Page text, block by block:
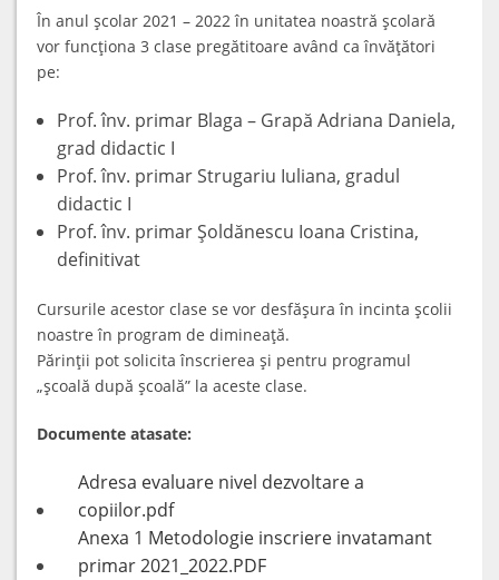
În anul şcolar 2021 – 2022 în unitatea noastră şcolară
vor funcţiona 3 clase pregătitoare având ca învăţători
pe:
Prof. înv. primar Blaga – Grapă Adriana Daniela,
grad didactic I
Prof. înv. primar Strugariu Iuliana, gradul
didactic I
Prof. înv. primar Şoldănescu Ioana Cristina,
definitivat
Cursurile acestor clase se vor desfăşura în incinta şcolii
noastre în program de dimineaţă.
Părinţii pot solicita înscrierea şi pentru programul
„şcoală după şcoală” la aceste clase.
Documente atasate:
Adresa evaluare nivel dezvoltare a
copiilor.pdf
Anexa 1 Metodologie inscriere invatamant
primar 2021_2022.PDF